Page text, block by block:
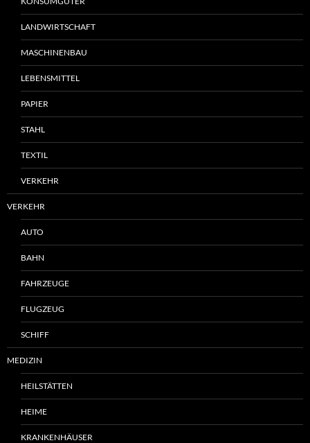
LANDWIRTSCHAFT
MASCHINENBAU
LEBENSMITTEL
PAPIER
STAHL
TEXTIL
VERKEHR
VERKEHR
AUTO
BAHN
FAHRZEUGE
FLUGZEUG
SCHIFF
MEDIZIN
HEILSTÄTTEN
HEIME
KRANKENHÄUSER